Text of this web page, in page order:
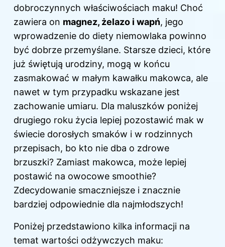
dobroczynnych właściwościach maku! Choć
zawiera on magnez, żelazo i wapń, jego
wprowadzenie do diety niemowlaka powinno
być dobrze przemyślane. Starsze dzieci, które
już świętują urodziny, mogą w końcu
zasmakować w małym kawałku makowca, ale
nawet w tym przypadku wskazane jest
zachowanie umiaru. Dla maluszków poniżej
drugiego roku życia lepiej pozostawić mak w
świecie dorosłych smaków i w rodzinnych
przepisach, bo kto nie dba o zdrowe
brzuszki? Zamiast makowca, może lepiej
postawić na owocowe smoothie?
Zdecydowanie smaczniejsze i znacznie
bardziej odpowiednie dla najmłodszych!
Poniżej przedstawiono kilka informacji na
temat wartości odżywczych maku: